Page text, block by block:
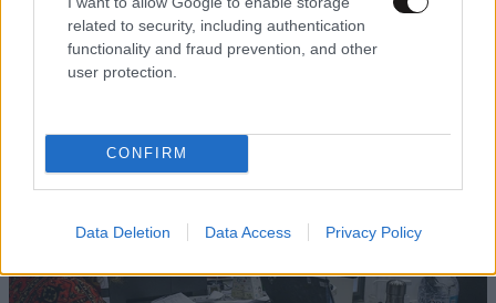
related to security, including authentication
functionality and fraud prevention, and other
user protection.
CONFIRM
Data Deletion Data Access Privacy Policy